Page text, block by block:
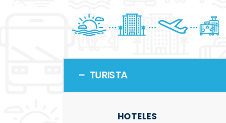
TURISTA
HOTELES